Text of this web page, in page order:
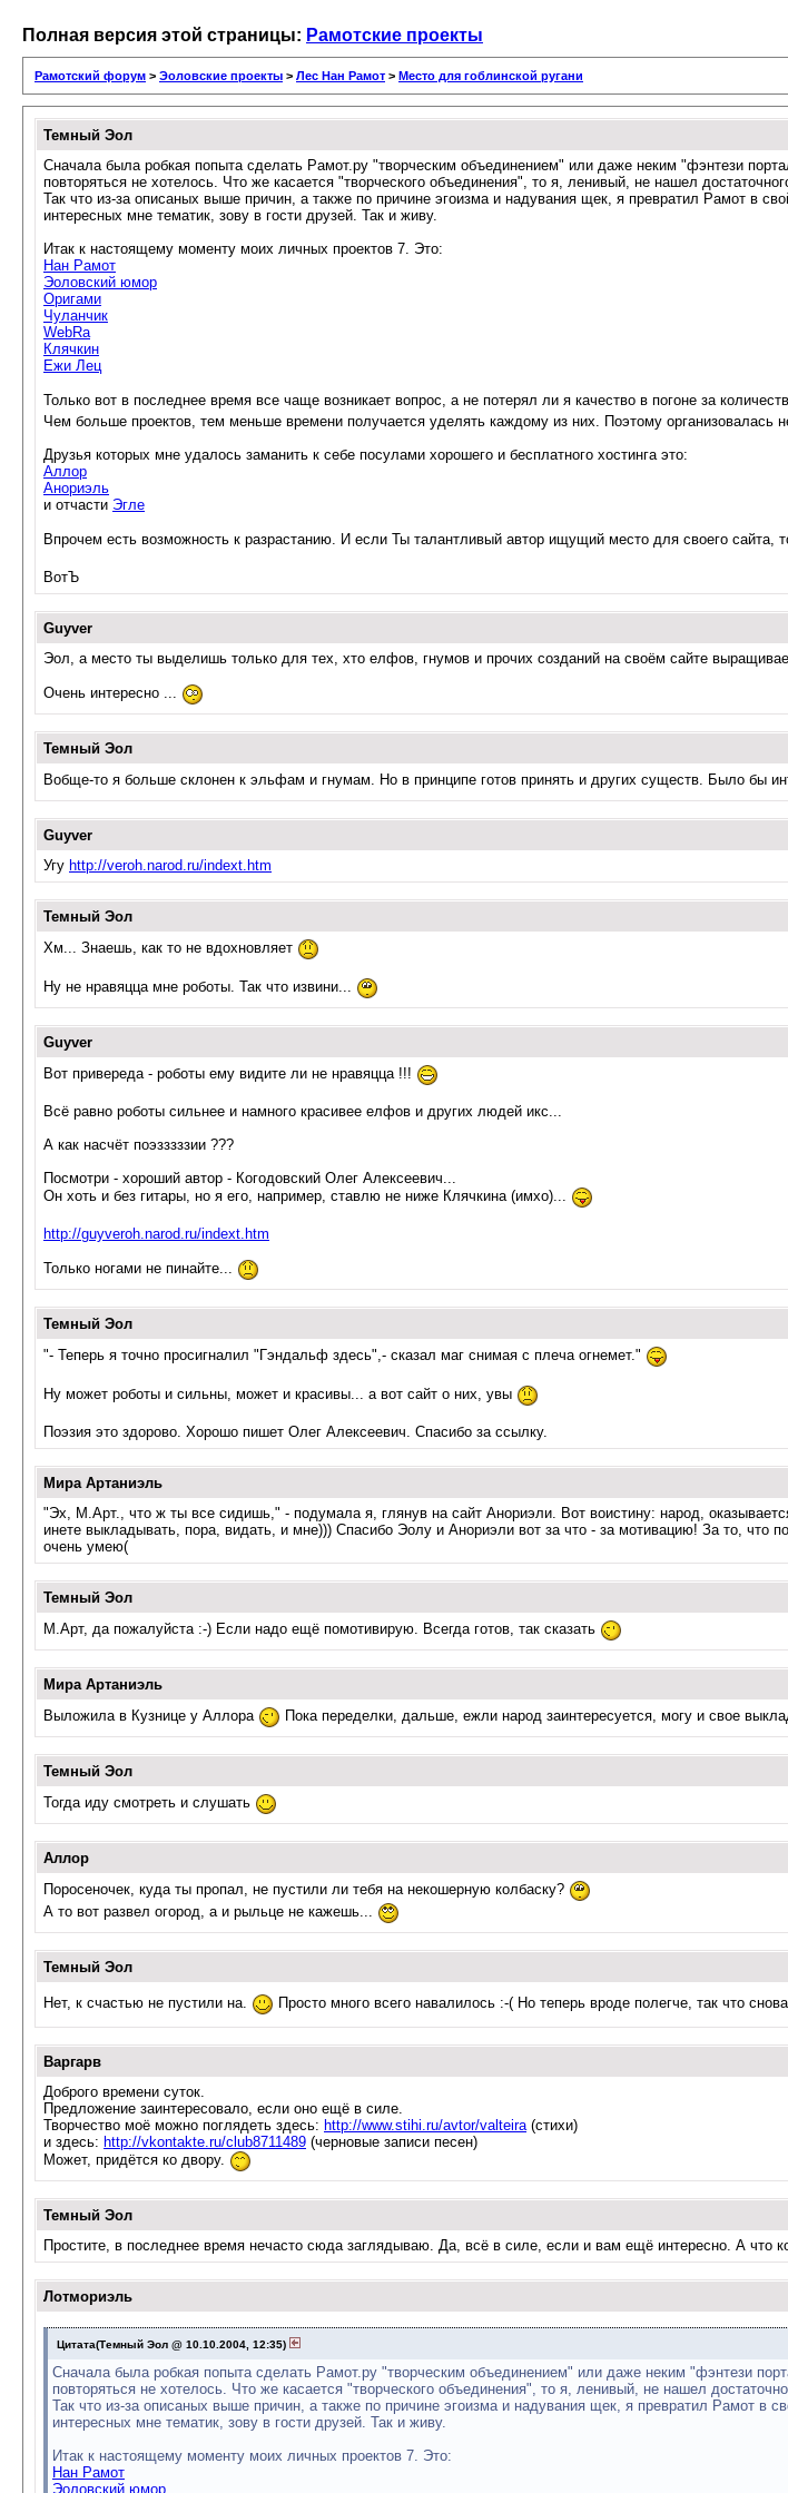
Полная версия этой страницы: Рамотские проекты
Рамотский форум > Эоловские проекты > Лес Нан Рамот > Место для гоблинской ругани
Темный Эол
Сначала была робкая попыта сделать Рамот.ру "творческим объединением" или даже неким "фэнтези
повторяться не хотелось. Что же касается "творческого объединения", то я, ленивый, не нашел
Так что из-за описаных выше причин, а также по причине эгоизма и надувания щек, я превратил Рамот в
интересных мне тематик, зову в гости друзей. Так и живу.
Итак к настоящему моменту моих личных проектов 7. Это:
Нан Рамот
Эоловский юмор
Оригами
Чуланчик
WebRa
Клячкин
Ежи Лец
Только вот в последнее время все чаще возникает вопрос, а не потерял ли я качество в погоне за
Чем больше проектов, тем меньше времени получается уделять каждому из них. Поэтому организовалась
Друзья которых мне удалось заманить к себе посулами хорошего и бесплатного хостинга это:
Аллор
Анориэль
и отчасти Эгле
Впрочем есть возможность к разрастанию. И если Ты талантливый автор ищущий место для своего сайта,
ВотЪ
Guyver
Эол, а место ты выделишь только для тех, хто елфов, гнумов и прочих созданий на своём сайте
Очень интересно ...
Темный Эол
Вобще-то я больше склонен к эльфам и гнумам. Но в принципе готов принять и других существ. Было бы
Guyver
Угу http://veroh.narod.ru/indext.htm
Темный Эол
Хм... Знаешь, как то не вдохновляет
Ну не нравяцца мне роботы. Так что извини...
Guyver
Вот привереда - роботы ему видите ли не нравяцца !!!
Всё равно роботы сильнее и намного красивее елфов и других людей икс...
А как насчёт поэзззззии ???
Посмотри - хороший автор - Когодовский Олег Алексеевич...
Он хоть и без гитары, но я его, например, ставлю не ниже Клячкина (имхо)...
http://guyveroh.narod.ru/indext.htm
Только ногами не пинайте...
Темный Эол
"- Теперь я точно просигналил "Гэндальф здесь",- сказал маг снимая с плеча огнемет."
Ну может роботы и сильны, может и красивы... а вот сайт о них, увы
Поэзия это здорово. Хорошо пишет Олег Алексеевич. Спасибо за ссылку.
Мира Артаниэль
"Эх, М.Арт., что ж ты все сидишь," - подумала я, глянув на сайт Анориэли. Вот воистину: народ,
инете выкладывать, пора, видать, и мне))) Спасибо Эолу и Анориэли вот за что - за мотивацию! За то, что
очень умею(
Темный Эол
М.Арт, да пожалуйста :-) Если надо ещё помотивирую. Всегда готов, так сказать
Мира Артаниэль
Выложила в Кузнице у Аллора
Пока переделки, дальше, ежли народ заинтересуется, могу и свое
Темный Эол
Тогда иду смотреть и слушать
Аллор
Поросеночек, куда ты пропал, не пустили ли тебя на некошерную колбаску?
А то вот развел огород, а и рыльце не кажешь...
Темный Эол
Нет, к счастью не пустили на. Просто много всего навалилось :-( Но теперь вроде полегче, так что
Варгарв
Доброго времени суток.
Предложение заинтересовало, если оно ещё в силе.
Творчество моё можно поглядеть здесь: http://www.stihi.ru/avtor/valteira(стихи)
и здесь: http://vkontakte.ru/club8711489 (черновые записи песен)
Может, придётся ко двору.
Темный Эол
Простите, в последнее время нечасто сюда заглядываю. Да, всё в силе, если и вам ещё интересно. А что
Лотмориэль
Цитата(Темный Эол @ 10.10.2004, 12:35)
Сначала была робкая попыта сделать Рамот.ру "творческим объединением" или даже неким "фэнтези
повторяться не хотелось. Что же касается "творческого объединения", то я, ленивый, не нашел
Так что из-за описаных выше причин, а также по причине эгоизма и надувания щек, я превратил Рамот
интересных мне тематик, зову в гости друзей. Так и живу.
Итак к настоящему моменту моих личных проектов 7. Это:
Нан Рамот
Эоловский юмор